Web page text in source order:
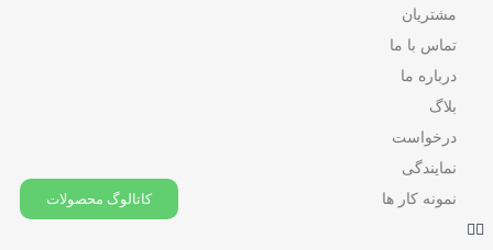
مشتریان
تماس با ما
درباره ما
بلاگ
درخواست
نمایندگی
نمونه کار ها
کاتالوگ محصولات